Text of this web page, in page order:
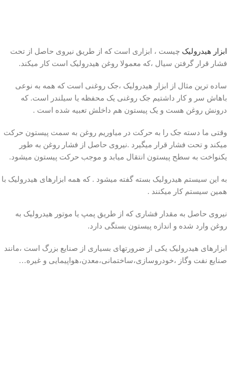
ابزار هیدرولیک چیست ، ابزاری است که از طریق نیروی حاصل از تحت
فشار قرار گرفتن سیال ،که معمولا روغن هیدرولیک است کار میکند.
ساده ترین مثال از ابزار هیدرولیک ،جک روغنی است که همه به نوعی
باهاش سر و کار داشتیم جک روغنی یک محفظه یا سیلندر است. که
درونش روغن هست و یک پیستون هم داخلش تعبیه شده است .
وقتی ما دسته جک را به حرکت در میاوریم روغن به سمت پیستون حرکت
میکند و تحت فشار قرار میگیرد .نیروی حاصل از فشار روغن به طور
یکنواخت به سطح پیستون انتقال میابد و موجب حرکت پیستون میشود.
به این سیستم هیدرولیک بسته گفته میشود . که همه ابزارهای هیدرولیک با
همین سیستم کار میکنند .
نیروی حاصل به مقدار فشاری که از طریق پمپ یا موتور هیدرولیک به
روغن وارد شده و اندازه پیستون بستگی دارد.
ابزارهای هیدرولیک یکی از ضرورتهای بسیاری از صنایع بزرگ است ،مانند
صنایع نفت وگاز ،خودروسازی،ساختمانی،معدن،هواپیمایی و غیره…